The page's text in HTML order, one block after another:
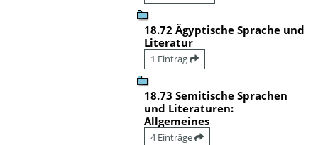
18.72 Ägyptische Sprache und
Literatur
1 Eintrag
18.73 Semitische Sprachen
und Literaturen:
Allgemeines
4 Einträge